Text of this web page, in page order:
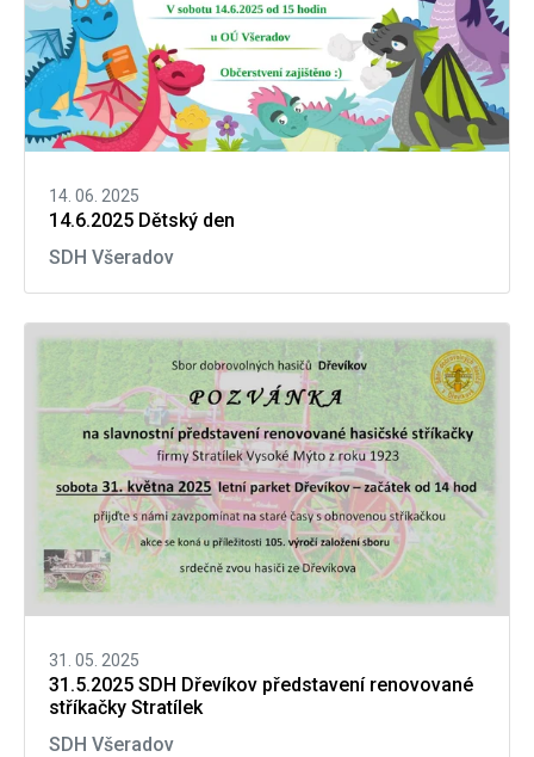
14. 06. 2025
14.6.2025 Dětský den
SDH Všeradov
31. 05. 2025
31.5.2025 SDH Dřevíkov představení renovované
stříkačky Stratílek
SDH Všeradov